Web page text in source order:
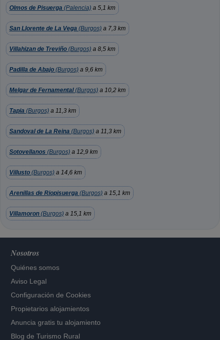
Olmos de Pisuerga (Palencia) a 5,1 km
San Llorente de La Vega (Burgos) a 7,3 km
Villahizan de Treviño (Burgos) a 8,5 km
Padilla de Abajo (Burgos) a 9,6 km
Melgar de Fernamental(Burgos) a 10,2 km
Tapia (Burgos) a 11,3 km
Sandoval de La Reina (Burgos) a 11,3 km
Sotovellanos (Burgos) a 12,9 km
Villusto (Burgos) a 14,6 km
Arenillas de Riopisuerga (Burgos) a 15,1 km
Villamoron (Burgos) a 15,1 km
Nosotros
Quiénes somos
Aviso Legal
Configuración de Cookies
Propietarios alojamientos
Anuncia gratis tu alojamiento
Blog de Turismo Rural